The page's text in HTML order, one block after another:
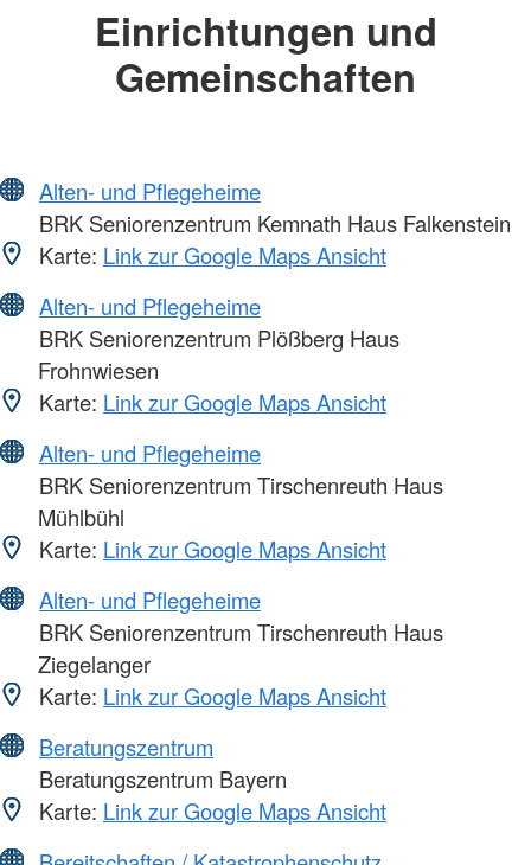
Einrichtungen und
Gemeinschaften
Alten- und Pflegeheime
BRK Seniorenzentrum Kemnath Haus Falkenstein
Karte: Link zur Google Maps Ansicht
Alten- und Pflegeheime
BRK Seniorenzentrum Plößberg Haus
Frohnwiesen
Karte: Link zur Google Maps Ansicht
Alten- und Pflegeheime
BRK Seniorenzentrum Tirschenreuth Haus
Mühlbühl
Karte: Link zur Google Maps Ansicht
Alten- und Pflegeheime
BRK Seniorenzentrum Tirschenreuth Haus
Ziegelanger
Karte: Link zur Google Maps Ansicht
Beratungszentrum
Beratungszentrum Bayern
Karte: Link zur Google Maps Ansicht